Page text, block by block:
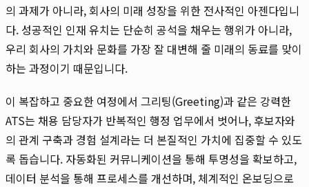
의 과제가 아니라, 회사의 미래 성장을 위한 전사적인 아젠다입니
다. 성공적인 인재 유치는 단순히 공석을 채우는 행위가 아니라,
우리 회사의 가치와 문화를 가장 잘 대변해 줄 미래의 동료를 맞이
하는 과정이기 때문입니다.
이 복잡하고 중요한 여정에서 그리팅(Greeting)과 같은 강력한
ATS는 채용 담당자가 반복적인 행정 업무에서 벗어나, 후보자와
의 관계 구축과 경험 설계라는 더 본질적인 가치에 집중할 수 있도
록 돕습니다. 자동화된 커뮤니케이션을 통해 투명성을 확보하고,
데이터 분석을 통해 프로세스를 개선하며, 체계적인 온보딩으로